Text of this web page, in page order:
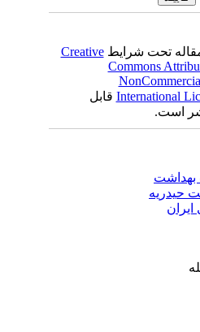
شرایطCreative
قابل